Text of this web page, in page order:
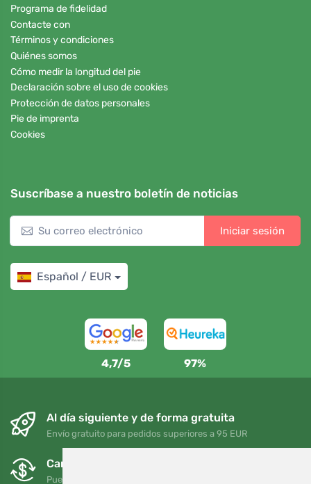
Programa de fidelidad
Contacte con
Términos y condiciones
Quiénes somos
Cómo medir la longitud del pie
Declaración sobre el uso de cookies
Protección de datos personales
Pie de imprenta
Cookies
Suscríbase a nuestro boletín de noticias
Iniciar sesión
Español / EUR
4,7/5 97%
Al día siguiente y de forma gratuita
Envío gratuito para pedidos superiores a 95 EUR
Cambios y devoluciones gratuitos
Puede devolver o cambiar su pedido en cualquier momento